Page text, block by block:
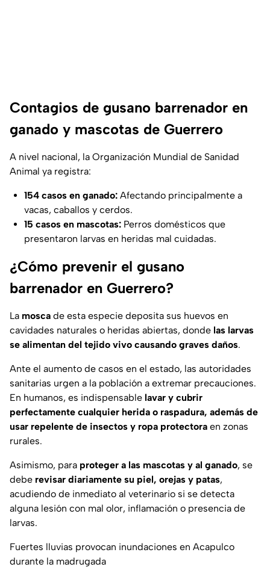
Contagios de gusano barrenador en
ganado y mascotas de Guerrero
A nivel nacional, la Organización Mundial de Sanidad
Animal ya registra:
154 casos en ganado: Afectando principalmente a
vacas, caballos y cerdos.
15 casos en mascotas: Perros domésticos que
presentaron larvas en heridas mal cuidadas.
¿Cómo prevenir el gusano
barrenador en Guerrero?
La mosca de esta especie deposita sus huevos en
cavidades naturales o heridas abiertas, donde las larvas
se alimentan del tejido vivo causando graves daños.
Ante el aumento de casos en el estado, las autoridades
sanitarias urgen a la población a extremar precauciones.
En humanos, es indispensable lavar y cubrir
perfectamente cualquier herida o raspadura, además de
usar repelente de insectos y ropa protectora en zonas
rurales.
Asimismo, para proteger a las mascotas y al ganado, se
debe revisar diariamente su piel, orejas y patas,
acudiendo de inmediato al veterinario si se detecta
alguna lesión con mal olor, inflamación o presencia de
larvas.
Fuertes lluvias provocan inundaciones en Acapulco
durante la madrugada